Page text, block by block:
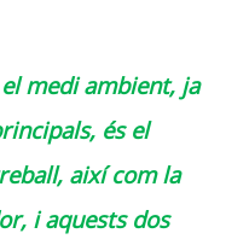
medi ambient, ja
és el
així com la
i aquests dos